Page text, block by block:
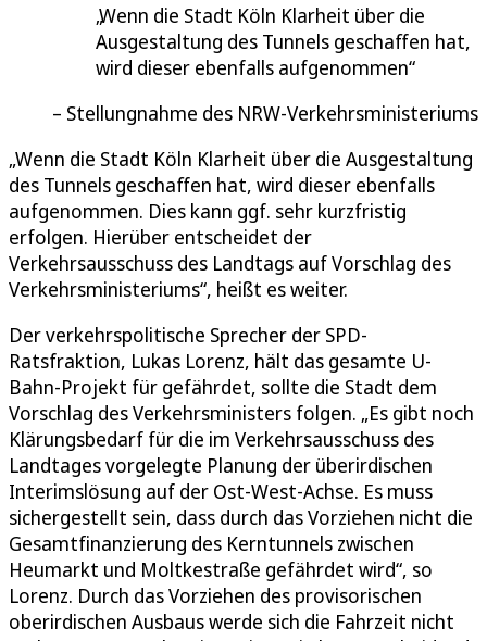
Wenn die Stadt Köln Klarheit über die
Ausgestaltung des Tunnels geschaffen hat,
wird dieser ebenfalls aufgenommen
Stellungnahme des NRW-Verkehrsministeriums
„Wenn die Stadt Köln Klarheit über die Ausgestaltung
des Tunnels geschaffen hat, wird dieser ebenfalls
aufgenommen. Dies kann ggf. sehr kurzfristig
erfolgen. Hierüber entscheidet der
Verkehrsausschuss des Landtags auf Vorschlag des
Verkehrsministeriums“, heißt es weiter.
Der verkehrspolitische Sprecher der SPD-
Ratsfraktion, Lukas Lorenz, hält das gesamte U-
Bahn-Projekt für gefährdet, sollte die Stadt dem
Vorschlag des Verkehrsministers folgen. „Es gibt noch
Klärungsbedarf für die im Verkehrsausschuss des
Landtages vorgelegte Planung der überirdischen
Interimslösung auf der Ost-West-Achse. Es muss
sichergestellt sein, dass durch das Vorziehen nicht die
Gesamtfinanzierung des Kerntunnels zwischen
Heumarkt und Moltkestraße gefährdet wird“, so
Lorenz. Durch das Vorziehen des provisorischen
oberirdischen Ausbaus werde sich die Fahrzeit nicht